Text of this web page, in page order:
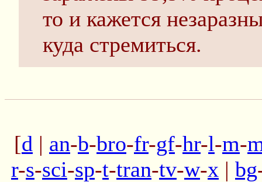
то и кажется
куда стремиться.
[d | an-b-bro-fr-gf-hr-l-m-
r-s-sci-sp-t-tran-tv-w-x | bg